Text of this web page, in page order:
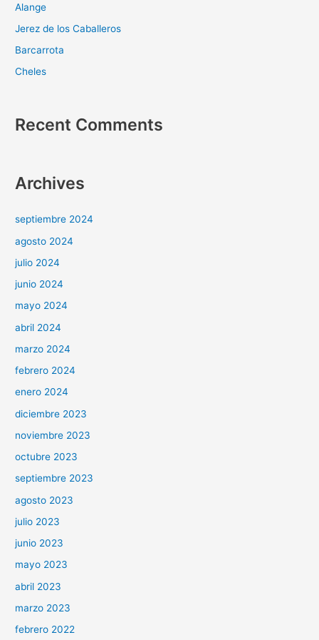
Alange
Jerez de los Caballeros
Barcarrota
Cheles
Recent Comments
Archives
septiembre 2024
agosto 2024
julio 2024
junio 2024
mayo 2024
abril 2024
marzo 2024
febrero 2024
enero 2024
diciembre 2023
noviembre 2023
octubre 2023
septiembre 2023
agosto 2023
julio 2023
junio 2023
mayo 2023
abril 2023
marzo 2023
febrero 2022